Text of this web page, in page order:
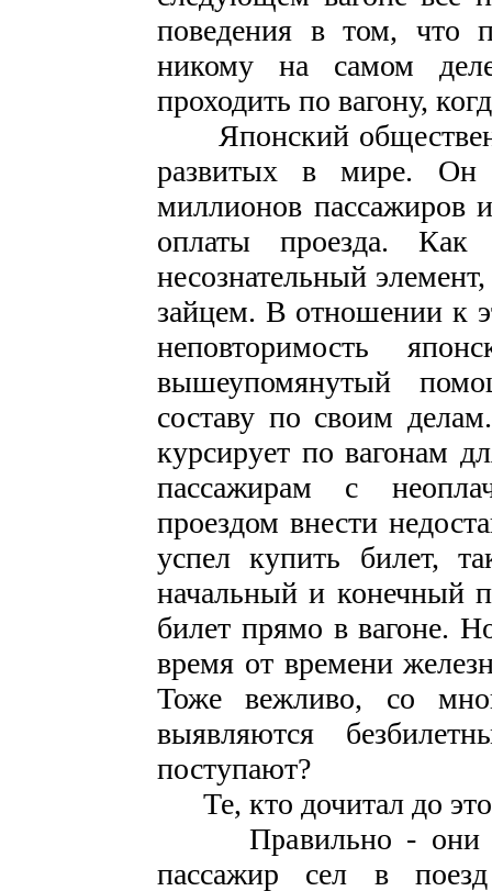
поведения в том, что
никому на самом
проходить по вагону,
Японский
развитых в мире. Он
миллионов пассажиров
оплаты проезда.
несознательный
зайцем. В отношении к
неповторимость
вышеупомянутый
составу по своим
курсирует по вагонам
пассажирам с
проездом внести
успел купить билет,
начальный и конечный
билет прямо в вагоне.
время от времени
Тоже вежливо, со
выявляются
поступают?
Те, кто дочитал до
Правильно - они
пассажир сел в